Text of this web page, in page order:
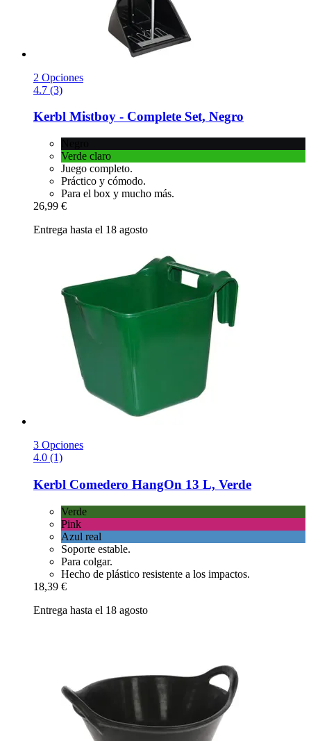
2 Opciones
4.7 (3)
Kerbl Mistboy -​ Complete Set, Negro
Verde claro
Juego completo.
Práctico y cómodo.
Para el box y mucho más.
26,99 €
Entrega hasta el 18 agosto
3 Opciones
4.0 (1)
Kerbl Comedero HangOn 13 L, Verde
Verde
Pink
Azul real
Soporte estable.
Para colgar.
Hecho de plástico resistente a los impactos.
18,39 €
Entrega hasta el 18 agosto